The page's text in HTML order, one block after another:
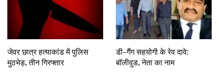
जेवर छात्र हत्याकांड में पुलिस
मुठभेड़, तीन गिरफ्तार
डी-गैंग सहयोगी के रेव दावे:
बॉलीवुड, नेता का नाम